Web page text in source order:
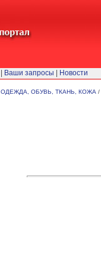
ОДЕЖДА, ОБУВЬ, ТКАНЬ, КОЖА /
Ваши запросы Новости